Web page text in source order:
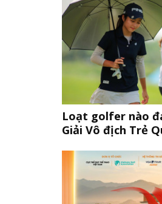
Loạt golfer nào
Giải Vô địch Trẻ